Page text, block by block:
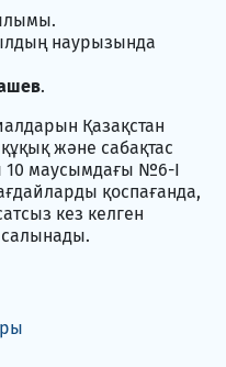
наурызында
.
Қазақстан
және сабақтас
10 маусымдағы №6-I
қоспағанда,
кез келген